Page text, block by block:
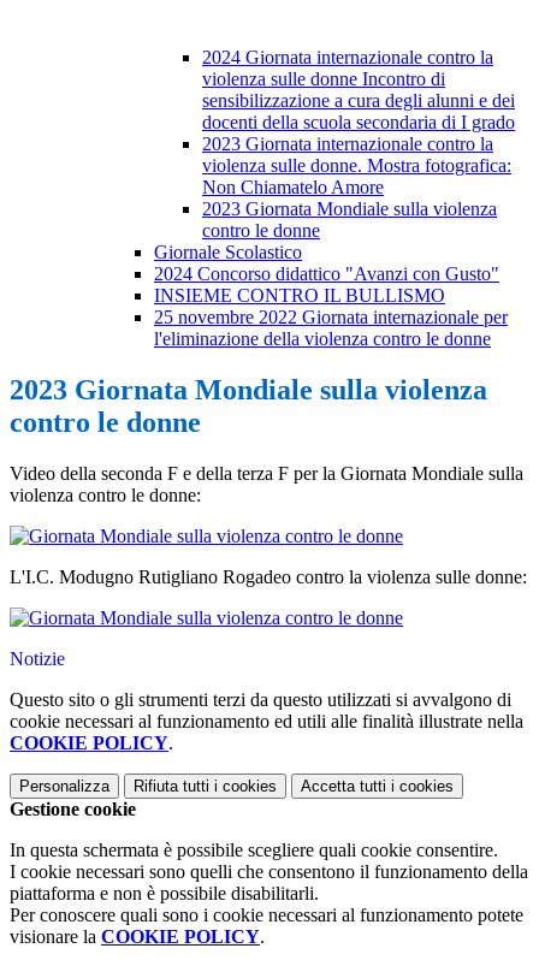
2024 Giornata internazionale contro la
violenza sulle donne Incontro di
sensibilizzazione a cura degli alunni e dei
docenti della scuola secondaria di I grado
2023 Giornata internazionale contro la
violenza sulle donne. Mostra fotografica:
Non Chiamatelo Amore
2023 Giornata Mondiale sulla violenza
contro le donne
Giornale Scolastico
2024 Concorso didattico "Avanzi con Gusto"
INSIEME CONTRO IL BULLISMO
25 novembre 2022 Giornata internazionale per
l'eliminazione della violenza contro le donne
2023 Giornata Mondiale sulla violenza
contro le donne
Video della seconda F e della terza F per la Giornata Mondiale sulla
violenza contro le donne:
L'I.C. Modugno Rutigliano Rogadeo contro la violenza sulle donne:
Notizie
Questo sito o gli strumenti terzi da questo utilizzati si avvalgono di
cookie necessari al funzionamento ed utili alle finalità illustrate nella
COOKIE POLICY.
Personalizza Rifiuta tutti i cookies Accetta tutti i cookies
Gestione cookie
In questa schermata è possibile scegliere quali cookie consentire.
I cookie necessari sono quelli che consentono il funzionamento della
piattaforma e non è possibile disabilitarli.
Per conoscere quali sono i cookie necessari al funzionamento potete
visionare la COOKIE POLICY.